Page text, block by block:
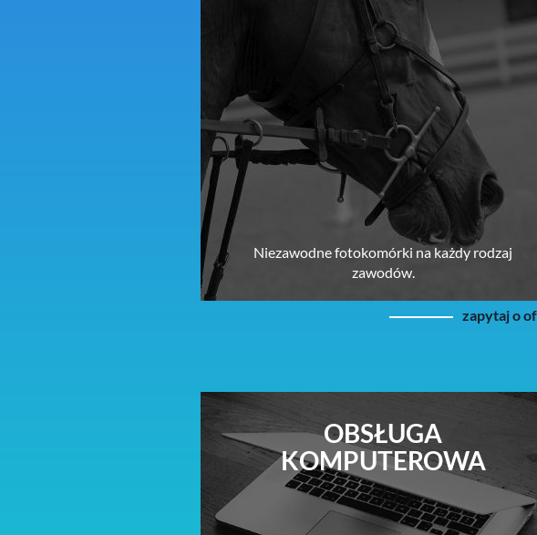
Niezawodne fotokomórki na każdy rodzaj
zawodów.
zapytaj o
OBSŁUGA
KOMPUTEROWA